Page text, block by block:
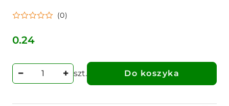
(0)
Cena:
0.24
szt. Do koszyka